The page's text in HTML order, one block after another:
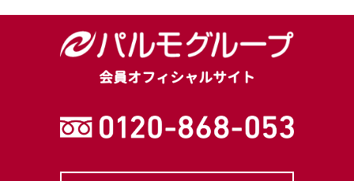
会員オフィシャルサイト